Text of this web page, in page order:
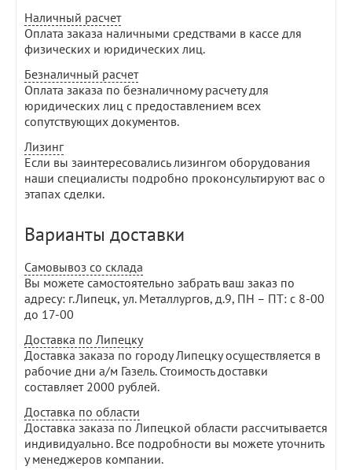
Наличный расчет
Оплата заказа наличными средствами в кассе для
физических и юридических лиц.
Безналичный расчет
Оплата заказа по безналичному расчету для
юридических лиц с предоставлением всех
сопутствующих документов.
Лизинг
Если вы заинтересовались лизингом оборудования
наши специалисты подробно проконсультируют вас о
этапах сделки.
Варианты доставки
Самовывоз со склада
Вы можете самостоятельно забрать ваш заказ по
адресу: г.Липецк, ул. Металлургов, д.9, ПН – ПТ: с 8-00
до 17-00
Доставка по Липецку
Доставка заказа по городу Липецку осуществляется в
рабочие дни а/м Газель. Стоимость доставки
составляет 2000 рублей.
Доставка по области
Доставка заказа по Липецкой области рассчитывается
индивидуально. Все подробности вы можете уточнить
у менеджеров компании.